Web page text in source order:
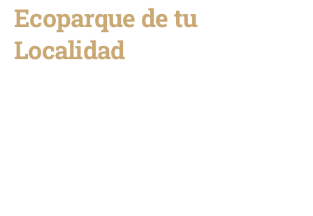
Ecoparque de tu
Localidad